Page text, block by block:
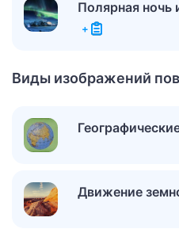
Полярная ночь
+
Виды изображений
Движение